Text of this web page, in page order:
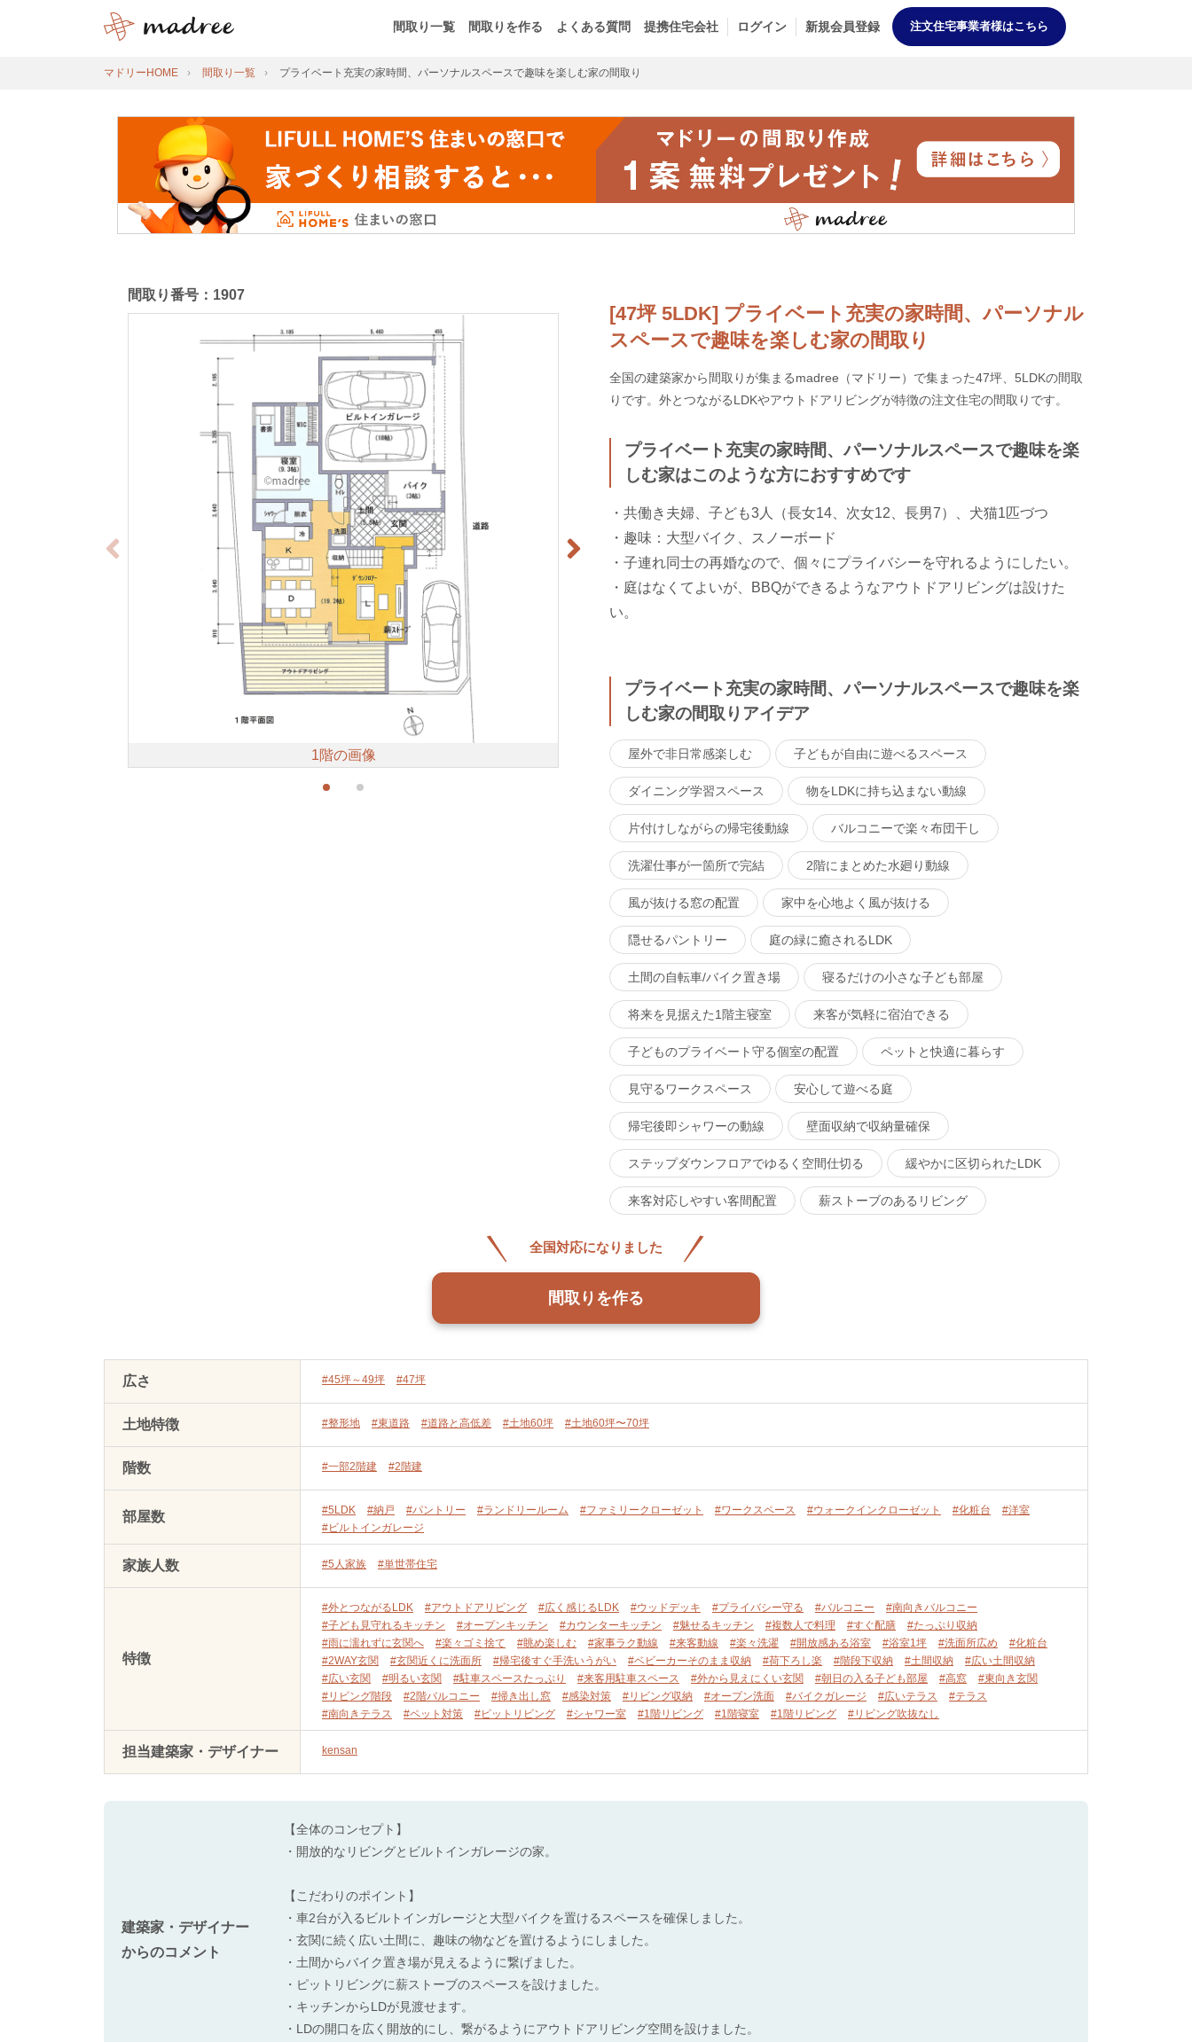
間取り一覧 間取りを作る よくある質問 提携住宅会社 ログイン 新規会員登録 注文住宅事業者様はこちら
マドリーHOME 間取り一覧 プライベート充実の家時間、パーソナルスペースで趣味を楽しむ家の間取り
[47坪 5LDK] プライベート充実の家時間、パーソナル
スペースで趣味を楽しむ家の間取り
全国の建築家から間取りが集まるmadree（マドリー）で集まった47坪、5LDKの間取
りです。外とつながるLDKやアウトドアリビングが特徴の注文住宅の間取りです。
プライベート充実の家時間、パーソナルスペースで趣味を楽
しむ家はこのような方におすすめです
・共働き夫婦、子ども3人（長女14、次女12、長男7）、犬猫1匹づつ
・趣味：大型バイク、スノーボード
・子連れ同士の再婚なので、個々にプライバシーを守れるようにしたい。
・庭はなくてよいが、BBQができるようなアウトドアリビングは設けた
い。
プライベート充実の家時間、パーソナルスペースで趣味を楽
しむ家の間取りアイデア
屋外で非日常感楽しむ 子どもが自由に遊べるスペース
ダイニング学習スペース 物をLDKに持ち込まない動線
片付けしながらの帰宅後動線 バルコニーで楽々布団干し
洗濯仕事が一箇所で完結 2階にまとめた水廻り動線
風が抜ける窓の配置 家中を心地よく風が抜ける
隠せるパントリー 庭の緑に癒されるLDK
土間の自転車/バイク置き場 寝るだけの小さな子ども部屋
将来を見据えた1階主寝室 来客が気軽に宿泊できる
子どものプライベート守る個室の配置 ペットと快適に暮らす
見守るワークスペース 安心して遊べる庭
帰宅後即シャワーの動線 壁面収納で収納量確保
ステップダウンフロアでゆるく空間仕切る 緩やかに区切られたLDK
来客対応しやすい客間配置 薪ストーブのあるリビング
間取り番号：1907
1階の画像
全国対応になりました
間取りを作る
広さ #45坪～49坪 #47坪
土地特徴 #整形地 #東道路 #道路と高低差 #土地60坪 #土地60坪〜70坪
階数 #一部2階建 #2階建
部屋数 #5LDK #納戸 #パントリー #ランドリールーム #ファミリークローゼット #ワークスペース #ウォークインクローゼット #化粧台
#洋室
#ビルトインガレージ
家族人数 #5人家族 #単世帯住宅
特徴
#外とつながるLDK #アウトドアリビング #広く感じるLDK #ウッドデッキ #プライバシー守る #バルコニー
#南向きバルコニー
#子ども見守れるキッチン
#オープンキッチン #カウンターキッチン #魅せるキッチン #複数人で料理 #すぐ配膳
#たっぷり収納
#雨に濡れずに玄関へ
#楽々ゴミ捨て #眺め楽しむ #家事ラク動線 #来客動線 #楽々洗濯 #開放感ある浴室 #浴室1坪 #洗面所広め
#化粧台
#2WAY玄関
#玄関近くに洗面所 #帰宅後すぐ手洗いうがい #ベビーカーそのまま収納 #荷下ろし楽 #階段下収納 #土間収納
#広い土間収納
#広い玄関
#明るい玄関 #駐車スペースたっぷり #来客用駐車スペース #外から見えにくい玄関 #朝日の入る子ども部屋 #高窓
#東向き玄関
#リビング階段
#2階バルコニー #掃き出し窓 #感染対策 #リビング収納 #オープン洗面 #バイクガレージ #広いテラス
#テラス
#南向きテラス
#ペット対策 #ピットリビング #シャワー室 #1階リビング #1階寝室 #1階リビング #リビング吹抜なし
担当建築家・デザイナー kensan
建築家・デザイナー
からのコメント
【全体のコンセプト】
・開放的なリビングとビルトインガレージの家。
【こだわりのポイント】
・車2台が入るビルトインガレージと大型バイクを置けるスペースを確保しました。
・玄関に続く広い土間に、趣味の物などを置けるようにしました。
・土間からバイク置き場が見えるように繋げました。
・ピットリビングに薪ストーブのスペースを設けました。
・キッチンからLDが見渡せます。
・LDの開口を広く開放的にし、繋がるようにアウトドアリビング空間を設けました。